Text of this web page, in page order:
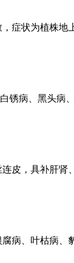
症状为植株
锈病、黑头
皮，具补肝
病、叶枯病